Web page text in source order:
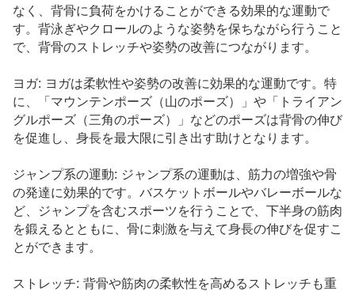
なく、背骨に負荷をかけることができる効果的な運動で
す。背泳ぎやクロールのような姿勢を保ちながら行うこと
で、背骨のストレッチや姿勢の改善につながります。
ヨガ: ヨガは柔軟性や姿勢の改善に効果的な運動です。特
に、「マウンテンポーズ（山のポーズ）」や「トライアン
グルポーズ（三角のポーズ）」などのポーズは背骨の伸び
を促進し、身長を最大限に引き出す助けとなります。
ジャンプ系の運動: ジャンプ系の運動は、筋力の増強や骨
の発達に効果的です。バスケットボールやバレーボールな
ど、ジャンプを含むスポーツを行うことで、下半身の筋肉
を鍛えるとともに、骨に刺激を与えて身長の伸びを促すこ
とができます。
ストレッチ: 背骨や筋肉の柔軟性を高めるストレッチも重